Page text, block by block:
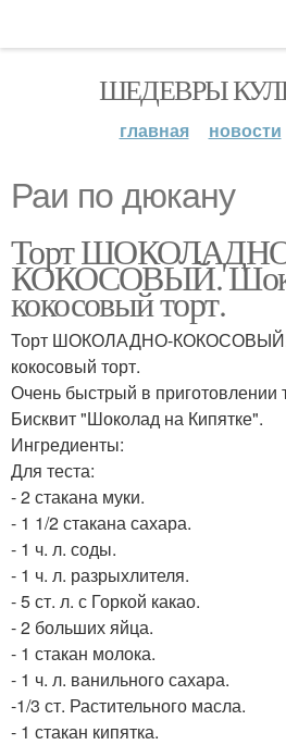
ШЕДЕВРЫ
главная новости
Раи по дюкану
Торт
КОКОСОВЫЙ.
кокосовый торт.
Торт ШОКОЛАДНО-КОКОСОВЫЙ.
кокосовый торт.
Очень быстрый в приготовлении
Бисквит "Шоколад на Кипятке".
Ингредиенты:
Для теста:
- 2 стакана муки.
- 1 1/2 стакана сахара.
- 1 ч. л. соды.
- 1 ч. л. разрыхлителя.
- 5 ст. л. с Горкой какао.
- 2 больших яйца.
- 1 стакан молока.
- 1 ч. л. ванильного сахара.
-1/3 ст. Растительного масла.
- 1 стакан кипятка.